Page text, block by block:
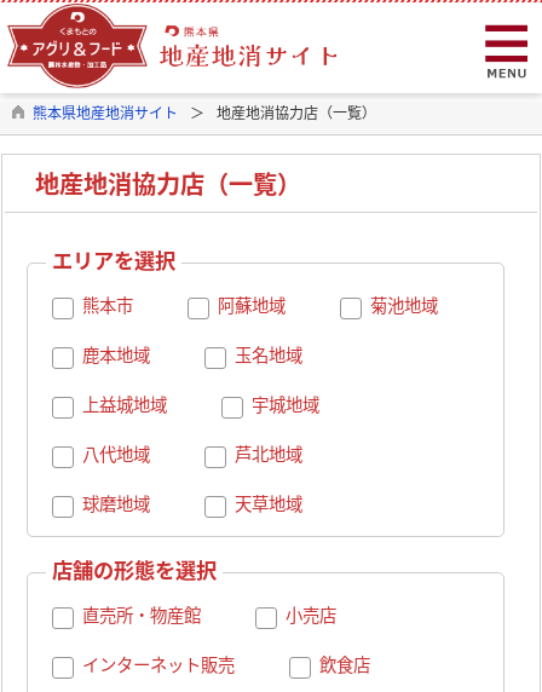
熊本県地産地消サイト 地産地消協力店（一覧）
地産地消協力店（一覧）
エリアを選択
熊本市 阿蘇地域 菊池地域
鹿本地域 玉名地域
上益城地域 宇城地域
八代地域 芦北地域
球磨地域 天草地域
店舗の形態を選択
直売所・物産館 小売店
インターネット販売 飲食店